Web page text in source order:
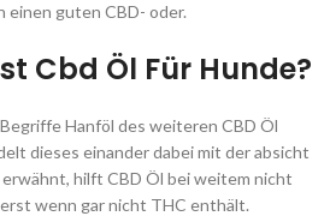
einen guten CBD- oder.
Cbd Öl Für Hunde?
Hanföl des weiteren CBD Öl
dieses einander dabei mit der absicht
hilft CBD Öl bei weitem nicht
wenn gar nicht THC enthält.